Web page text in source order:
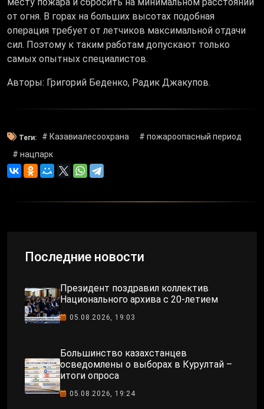
от огня. В горах на больших высотах подобная
операция требует от летчиков максимальной отдачи
сил. Поэтому к таким работам допускают только
самых опытных специалистов.
Авторы: Григорий Беденко, Радик Джакупов.
Теги: # Казавиалесоохрана
# пожароопасный период
# нацпарк
Последние новости
Президент поздравил коллектив
Национального архива с 20-летием
05.08.2026, 19:03
Большинство казахстанцев
осведомлены о выборах в Курултай –
итоги опроса
05.08.2026, 19:24